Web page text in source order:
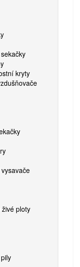
kryty
ploty